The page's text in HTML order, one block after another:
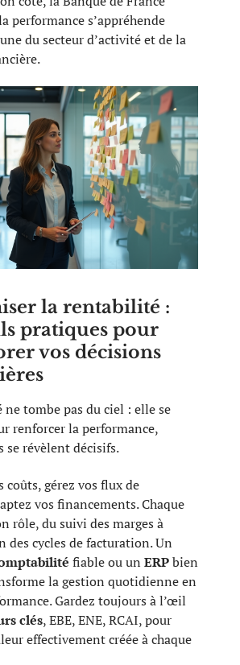
performance s’appréhende
du secteur d’activité et de la
la rentabilité :
pratiques pour
vos décisions
tombe pas du ciel : elle se
renforcer la performance,
se révèlent décisifs.
coûts, gérez vos flux de
vos financements. Chaque
rôle, du suivi des marges à
des cycles de facturation. Un
fiable ou un ERPbien
la gestion quotidienne en
Gardez toujours à l’œil
clés, EBE, ENE, RCAI, pour
effectivement créée à chaque